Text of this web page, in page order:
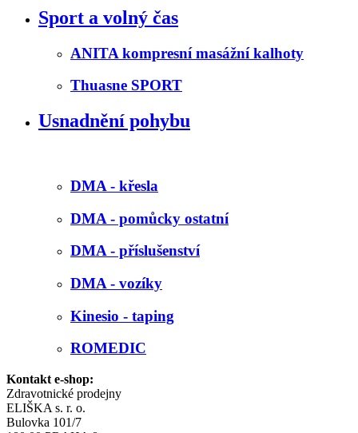
Sport a volný čas
ANITA kompresní masážní kalhoty
Thuasne SPORT
Usnadnění pohybu
DMA - křesla
DMA - pomůcky ostatní
DMA - příslušenství
DMA - vozíky
Kinesio - taping
ROMEDIC
Kontakt e-shop:
Zdravotnické prodejny
ELIŠKA s. r. o.
Bulovka 101/7